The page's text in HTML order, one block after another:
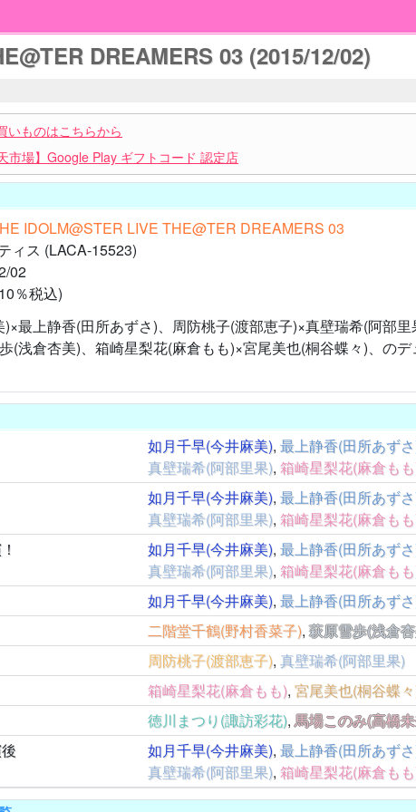
DREAMERS 03 (2015/12/02)
いものはこちらから
市場】Google Play ギフトコード 認定店
IDOLM@STER LIVE THE@TER DREAMERS 03
ィス (LACA-15523)
02
％税込)
最上静香(田所あずさ)、周防桃子(渡部恵子)×真壁瑞希(阿部
(浅倉杏美)、箱崎星梨花(麻倉もも)×宮尾美也(桐谷蝶々)、の
如月千早(今井麻美),最上静香(田所あず
真壁瑞希(阿部里果),箱崎星梨花(麻倉も
如月千早(今井麻美),最上静香(田所あず
真壁瑞希(阿部里果),箱崎星梨花(麻倉も
如月千早(今井麻美),最上静香(田所あず
真壁瑞希(阿部里果),箱崎星梨花(麻倉も
如月千早(今井麻美),最上静香(田所あず
二階堂千鶴(野村香菜子),萩原雪歩(浅倉
周防桃子(渡部恵子),真壁瑞希(阿部里果)
箱崎星梨花(麻倉もも),宮尾美也(桐谷蝶
徳川まつり(諏訪彩花),馬場このみ(高橋
如月千早(今井麻美),最上静香(田所あず
真壁瑞希(阿部里果),箱崎星梨花(麻倉も